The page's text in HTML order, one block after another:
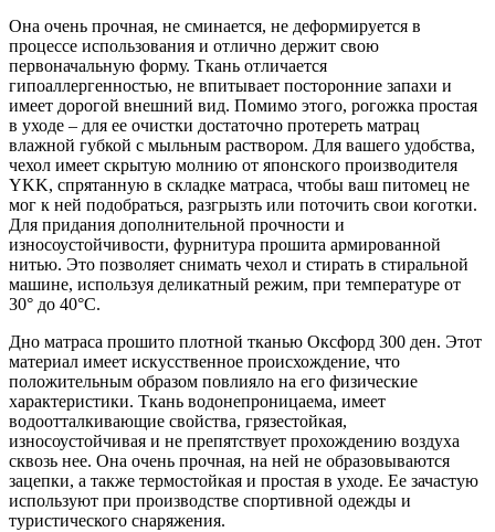
Она очень прочная, не сминается, не деформируется в
процессе использования и отлично держит свою
первоначальную форму. Ткань отличается
гипоаллергенностью, не впитывает посторонние запахи и
имеет дорогой внешний вид. Помимо этого, рогожка простая
в уходе – для ее очистки достаточно протереть матрац
влажной губкой с мыльным раствором. Для вашего удобства,
чехол имеет скрытую молнию от японского производителя
YKK, спрятанную в складке матраса, чтобы ваш питомец не
мог к ней подобраться, разгрызть или поточить свои коготки.
Для придания дополнительной прочности и
износоустойчивости, фурнитура прошита армированной
нитью. Это позволяет снимать чехол и стирать в стиральной
машине, используя деликатный режим, при температуре от
30° до 40°С.
Дно матраса прошито плотной тканью Оксфорд 300 ден. Этот
материал имеет искусственное происхождение, что
положительным образом повлияло на его физические
характеристики. Ткань водонепроницаема, имеет
водоотталкивающие свойства, грязестойкая,
износоустойчивая и не препятствует прохождению воздуха
сквозь нее. Она очень прочная, на ней не образовываются
зацепки, а также термостойкая и простая в уходе. Ее зачастую
используют при производстве спортивной одежды и
туристического снаряжения.